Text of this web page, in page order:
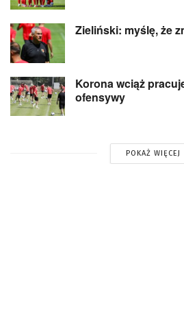
Zieliński: myślę, że
Korona wciąż
ofensywy
POKAŻ WIĘCEJ